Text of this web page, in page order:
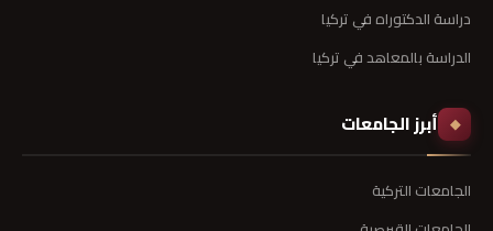
دراسة الدكتوراه في تركيا
الدراسة بالمعاهد في تركيا
◆ أبرز الجامعات
الجامعات التركية